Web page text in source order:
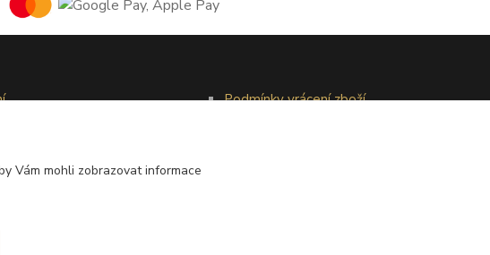
Podmínky vrácení zboží
Vám mohli zobrazovat informace